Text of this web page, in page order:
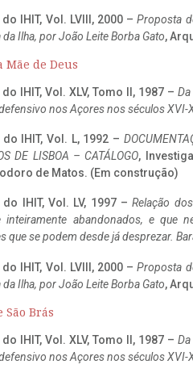
IHIT, Vol. LVIII, 2000 –Proposta
Ilha, por João Leite Borba Gato,
Mãe de Deus
IHIT, Vol. XLV, Tomo II, 1987 –
nos Açores nos séculos XVI-
IHIT, Vol. L, 1992 –
DE LISBOA – CATÁLOGO,
de Matos. (Em construção)
do IHIT, Vol. LV, 1997 –Relação
inteiramente abandonados, e que
que se podem desde já desprezar.
IHIT, Vol. LVIII, 2000 –Proposta
Ilha, por João Leite Borba Gato,
São Brás
IHIT, Vol. XLV, Tomo II, 1987 –
nos Açores nos séculos XVI-